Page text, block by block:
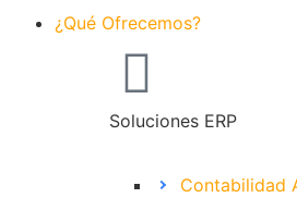
¿Qué Ofrecemos?
Soluciones ERP
Contabilidad